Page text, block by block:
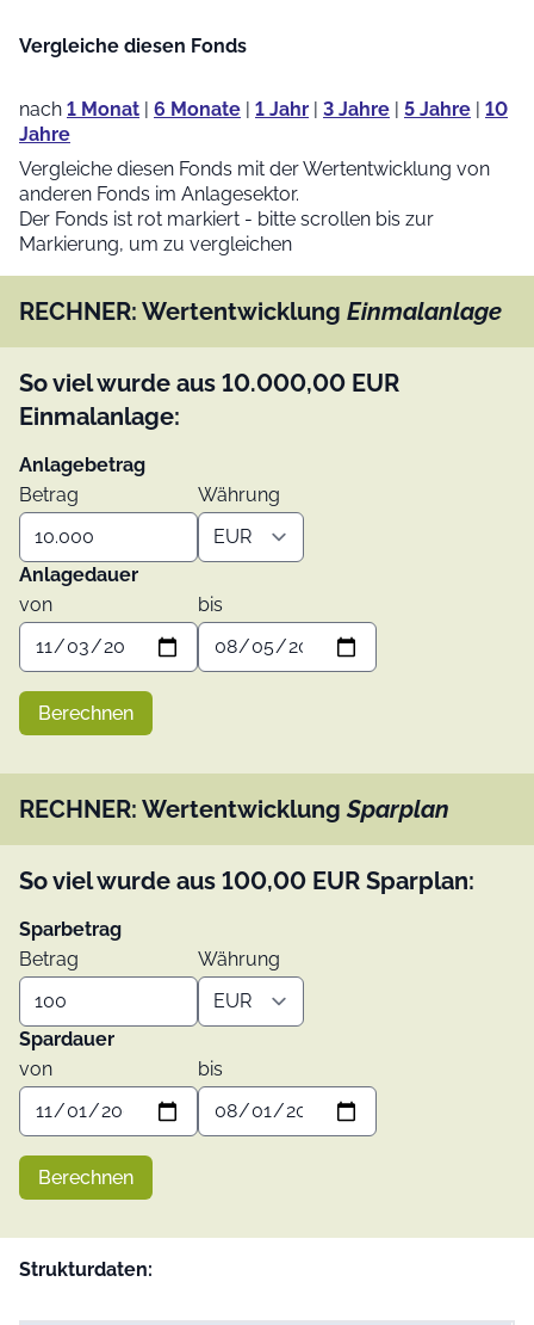
Vergleiche diesen Fonds
nach 1 Monat | 6 Monate | 1 Jahr | 3 Jahre | 5 Jahre | 10
Jahre
Vergleiche diesen Fonds mit der Wertentwicklung von
anderen Fonds im Anlagesektor.
Der Fonds ist rot markiert - bitte scrollen bis zur
Markierung, um zu vergleichen
RECHNER: Wertentwicklung Einmalanlage
So viel wurde aus 10.000,00 EUR
Einmalanlage:
Anlagebetrag
Betrag
Währung
Anlagedauer
von
bis
Berechnen
RECHNER: WertentwicklungSparplan
So viel wurde aus 100,00 EUR Sparplan:
Sparbetrag
Betrag
Währung
Spardauer
von
bis
Berechnen
Strukturdaten: